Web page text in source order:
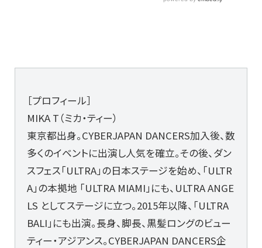
［プロフィール］
MIKA T（ミカ・ティー）
東京都出身。CYBERJAPAN DANCERS加入後、数
多くのイベントに出演し人気を確立。その後、ダン
スフェス「ULTRA」の日本ステージを始め、「ULTR
A」の本拠地 「ULTRA MIAMI」にも、ULTRA ANGE
LS としてステージに立つ。2015年以降、「ULTRA
BALI」にも出演。長身、脚長、黒髪ロングのビュー
ティー・アジアンス。CYBERJAPAN DANCERS企